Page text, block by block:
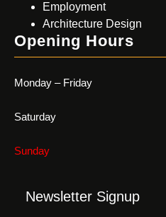
Employment
Architecture Design
Opening Hours
Monday – Friday
Saturday
Sunday
Newsletter Signup